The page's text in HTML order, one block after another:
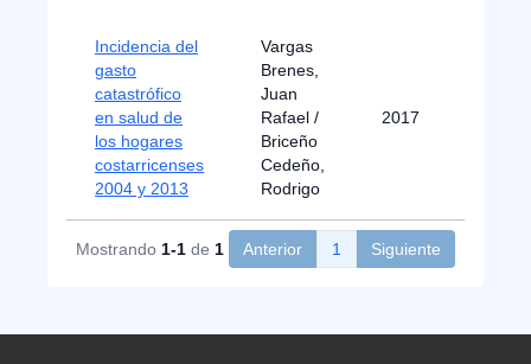
Incidencia del
gasto
catastrófico
en salud de
los hogares
costarricenses
2004 y 2013
Vargas
Brenes,
Juan
Rafael /
Briceño
Cedeño,
Rodrigo
2017
Mostrando 1-1 de 1 Anterior 1 Siguiente